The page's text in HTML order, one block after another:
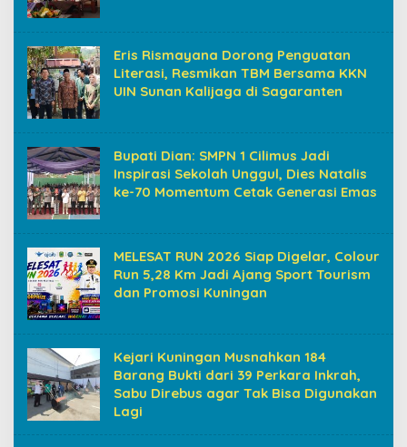
Eris Rismayana Dorong Penguatan
Literasi, Resmikan TBM Bersama KKN
UIN Sunan Kalijaga di Sagaranten
Bupati Dian: SMPN 1 Cilimus Jadi
Inspirasi Sekolah Unggul, Dies Natalis
ke-70 Momentum Cetak Generasi Emas
MELESAT RUN 2026 Siap Digelar, Colour
Run 5,28 Km Jadi Ajang Sport Tourism
dan Promosi Kuningan
Kejari Kuningan Musnahkan 184
Barang Bukti dari 39 Perkara Inkrah,
Sabu Direbus agar Tak Bisa Digunakan
Lagi